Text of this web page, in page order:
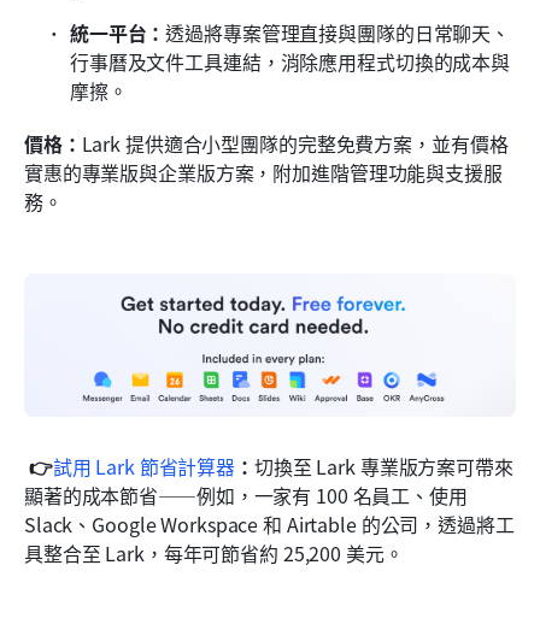
統一平台：透過將專案管理直接與團隊的日常聊天、
行事曆及文件工具連結，消除應用程式切換的成本與
摩擦。
價格： Lark 提供適合小型團隊的完整免費方案，並有價格
實惠的專業版與企業版方案，附加進階管理功能與支援服
務。
👉試用 Lark 節省計算器 ： 切換至 Lark 專業版方案可帶來
顯著的成本節省——例如，一家有 100 名員工、使用
Slack、Google Workspace 和 Airtable 的公司，透過將工
具整合至 Lark，每年可節省約 25,200 美元。